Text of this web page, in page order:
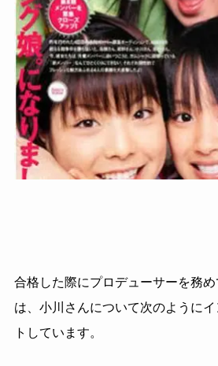
合格した際にプロデューサーを務
は、小川さんについて次のように
トしています。